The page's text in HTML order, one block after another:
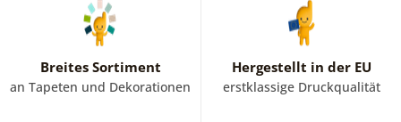
Breites Sortiment
an Tapeten und Dekorationen
Hergestellt in der EU
erstklassige Druckqualität